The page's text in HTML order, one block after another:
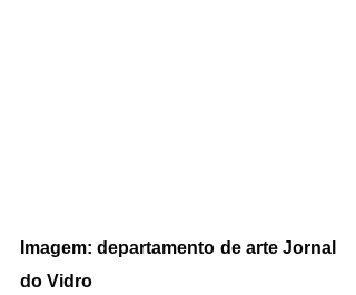
Imagem: departamento de arte Jornal
do Vidro